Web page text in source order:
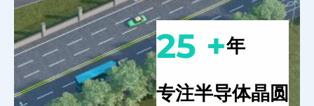
25 +年
专注半导体晶圆